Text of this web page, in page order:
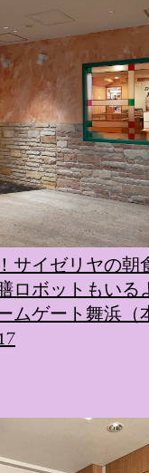
サイゼリヤの朝
ロボットもいる
ムゲート舞浜（